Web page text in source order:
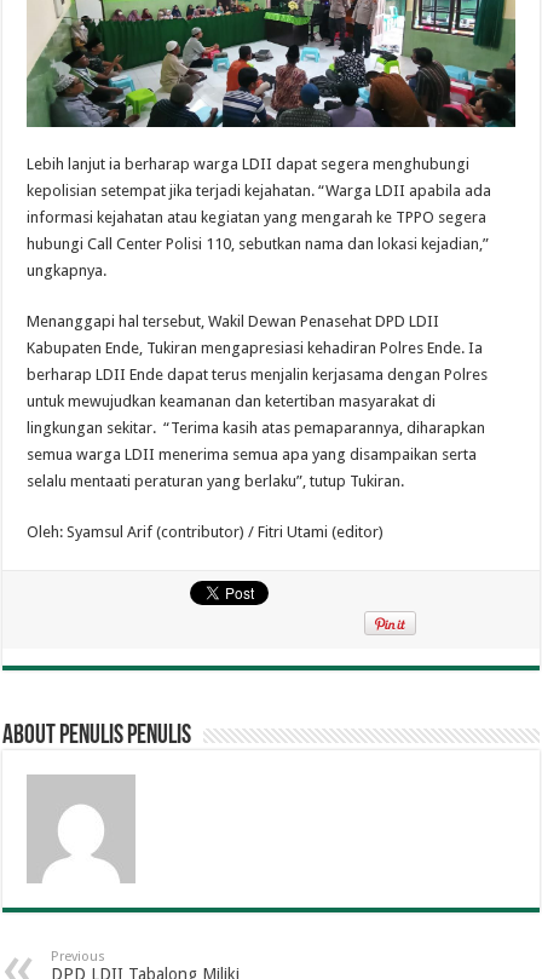
Lebih lanjut ia berharap warga LDII dapat segera menghubungi
kepolisian setempat jika terjadi kejahatan. “Warga LDII apabila ada
informasi kejahatan atau kegiatan yang mengarah ke TPPO segera
hubungi Call Center Polisi 110, sebutkan nama dan lokasi kejadian,”
ungkapnya.
Menanggapi hal tersebut, Wakil Dewan Penasehat DPD LDII
Kabupaten Ende, Tukiran mengapresiasi kehadiran Polres Ende. Ia
berharap LDII Ende dapat terus menjalin kerjasama dengan Polres
untuk mewujudkan keamanan dan ketertiban masyarakat di
lingkungan sekitar. “Terima kasih atas pemaparannya, diharapkan
semua warga LDII menerima semua apa yang disampaikan serta
selalu mentaati peraturan yang berlaku”, tutup Tukiran.
Oleh: Syamsul Arif (contributor) / Fitri Utami (editor)
About penulis penulis
Previous
DPD LDII Tabalong Miliki